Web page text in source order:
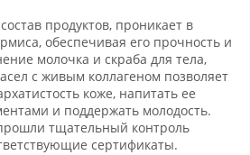
продуктов, проникает в
обеспечивая его прочность и
молочка и скраба для тела,
с живым коллагеном позволяет
коже, напитать ее
и поддержать молодость.
тщательный контроль
сертификаты.